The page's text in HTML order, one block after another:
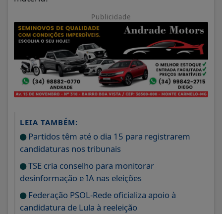
Publicidade
LEIA TAMBÉM:
Partidos têm até o dia 15 para registrarem
candidaturas nos tribunais
TSE cria conselho para monitorar
desinformação e IA nas eleições
Federação PSOL-Rede oficializa apoio à
candidatura de Lula à reeleição